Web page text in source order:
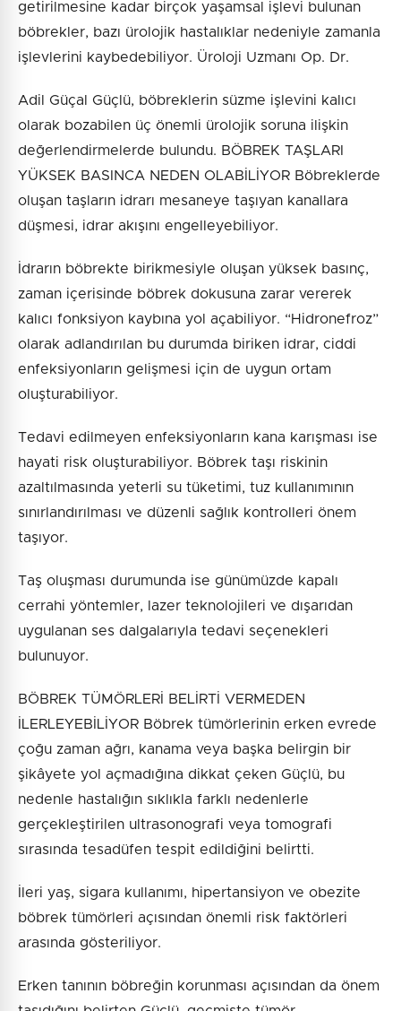
getirilmesine kadar birçok yaşamsal işlevi bulunan
böbrekler, bazı ürolojik hastalıklar nedeniyle zamanla
işlevlerini kaybedebiliyor. Üroloji Uzmanı Op. Dr.
Adil Güçal Güçlü, böbreklerin süzme işlevini kalıcı
olarak bozabilen üç önemli ürolojik soruna ilişkin
değerlendirmelerde bulundu. BÖBREK TAŞLARI
YÜKSEK BASINCA NEDEN OLABİLİYOR Böbreklerde
oluşan taşların idrarı mesaneye taşıyan kanallara
düşmesi, idrar akışını engelleyebiliyor.
İdrarın böbrekte birikmesiyle oluşan yüksek basınç,
zaman içerisinde böbrek dokusuna zarar vererek
kalıcı fonksiyon kaybına yol açabiliyor. “Hidronefroz”
olarak adlandırılan bu durumda biriken idrar, ciddi
enfeksiyonların gelişmesi için de uygun ortam
oluşturabiliyor.
Tedavi edilmeyen enfeksiyonların kana karışması ise
hayati risk oluşturabiliyor. Böbrek taşı riskinin
azaltılmasında yeterli su tüketimi, tuz kullanımının
sınırlandırılması ve düzenli sağlık kontrolleri önem
taşıyor.
Taş oluşması durumunda ise günümüzde kapalı
cerrahi yöntemler, lazer teknolojileri ve dışarıdan
uygulanan ses dalgalarıyla tedavi seçenekleri
bulunuyor.
BÖBREK TÜMÖRLERİ BELİRTİ VERMEDEN
İLERLEYEBİLİYOR Böbrek tümörlerinin erken evrede
çoğu zaman ağrı, kanama veya başka belirgin bir
şikâyete yol açmadığına dikkat çeken Güçlü, bu
nedenle hastalığın sıklıkla farklı nedenlerle
gerçekleştirilen ultrasonografi veya tomografi
sırasında tesadüfen tespit edildiğini belirtti.
İleri yaş, sigara kullanımı, hipertansiyon ve obezite
böbrek tümörleri açısından önemli risk faktörleri
arasında gösteriliyor.
Erken tanının böbreğin korunması açısından da önem